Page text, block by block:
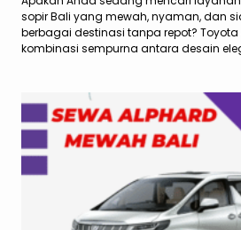
sopir Bali yang mewah, nyaman, dan
berbagai destinasi tanpa repot?
kombinasi sempurna antara desain